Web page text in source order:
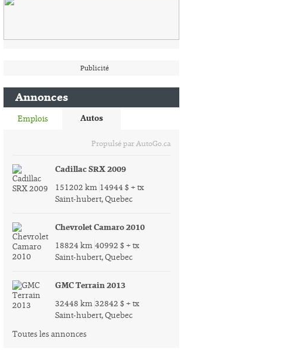
Publicité
Annonces
Emplois Autos
Propulsé par AutoGo.ca
Cadillac SRX 2009
151202 km 14944 $ + tx
Saint-hubert, Quebec
Chevrolet Camaro 2010
18824 km 40992 $ + tx
Saint-hubert, Quebec
GMC Terrain 2013
32448 km 32842 $ + tx
Saint-hubert, Quebec
Toutes les annonces